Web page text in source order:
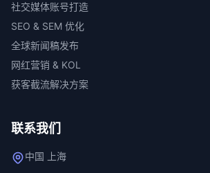
社交媒体账号打造
SEO & SEM 优化
全球新闻稿发布
网红营销 & KOL
获客截流解决方案
联系我们
中国 上海